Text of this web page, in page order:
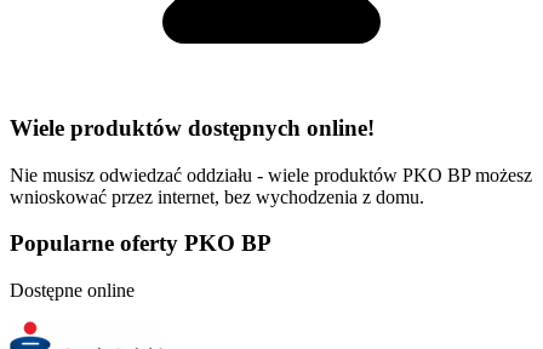
Wiele produktów dostępnych online!
Nie musisz odwiedzać oddziału - wiele produktów PKO BP możesz
wnioskować przez internet, bez wychodzenia z domu.
Popularne oferty PKO BP
Dostępne online